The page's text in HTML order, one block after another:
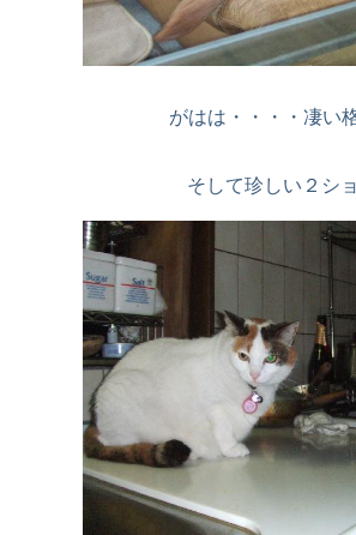
がはは・・・・凄い
そして珍しい２シ